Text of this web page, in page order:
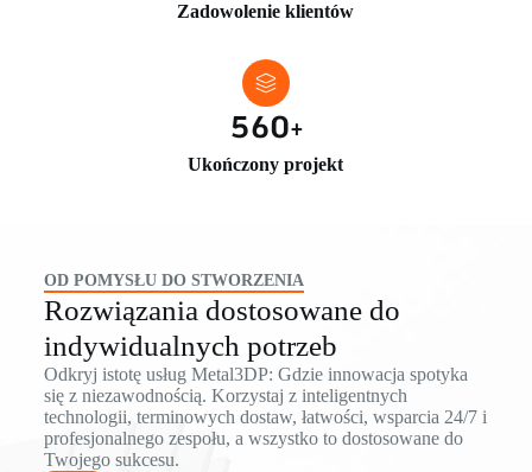
Zadowolenie klientów
Ukończony projekt
560+
OD POMYSŁU DO STWORZENIA
Rozwiązania dostosowane do
indywidualnych potrzeb
Odkryj istotę usług Metal3DP: Gdzie innowacja spotyka
się z niezawodnością. Korzystaj z inteligentnych
technologii, terminowych dostaw, łatwości, wsparcia 24/7 i
profesjonalnego zespołu, a wszystko to dostosowane do
Twojego sukcesu.